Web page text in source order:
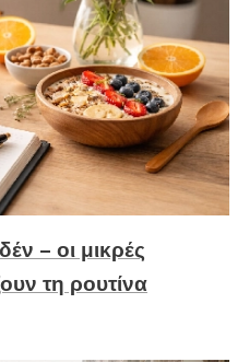
– οι μικρές
τη ρουτίνα